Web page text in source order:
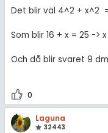
Det blir väl 4^2 + x^2
Som blir 16 + x = 25 ->
Och då blir svaret 9
0
Laguna
32443